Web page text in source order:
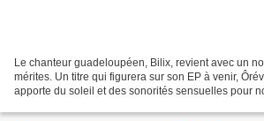
Le chanteur guadeloupéen, Bilix, revient avec un
mérites. Un titre qui figurera sur son EP à venir,
apporte du soleil et des sonorités sensuelles pour